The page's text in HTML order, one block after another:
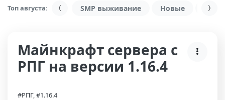
Топ августа: SMP выживание Новые С
Майнкрафт сервера с
РПГ на версии 1.16.4
#РПГ, #1.16.4